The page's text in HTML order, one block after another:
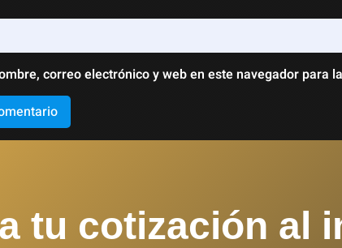
correo electrónico y web en este navegador para
tu cotización al